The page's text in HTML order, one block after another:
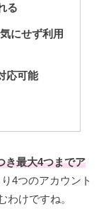
る
にせず利用
応可能
き最大4つまでア
4つのアカウント
わけですね。